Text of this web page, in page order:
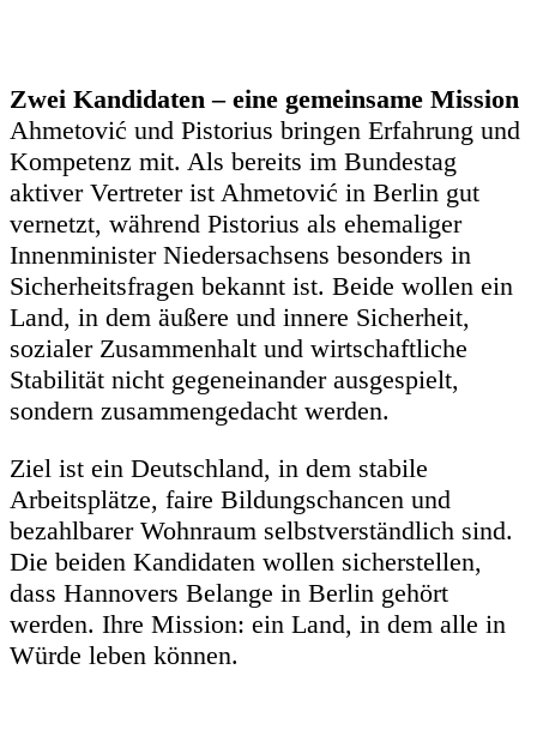
Zwei Kandidaten – eine gemeinsame Mission
Ahmetović und Pistorius bringen Erfahrung und
Kompetenz mit. Als bereits im Bundestag
aktiver Vertreter ist Ahmetović in Berlin gut
vernetzt, während Pistorius als ehemaliger
Innenminister Niedersachsens besonders in
Sicherheitsfragen bekannt ist. Beide wollen ein
Land, in dem äußere und innere Sicherheit,
sozialer Zusammenhalt und wirtschaftliche
Stabilität nicht gegeneinander ausgespielt,
sondern zusammengedacht werden.
Ziel ist ein Deutschland, in dem stabile
Arbeitsplätze, faire Bildungschancen und
bezahlbarer Wohnraum selbstverständlich sind.
Die beiden Kandidaten wollen sicherstellen,
dass Hannovers Belange in Berlin gehört
werden. Ihre Mission: ein Land, in dem alle in
Würde leben können.